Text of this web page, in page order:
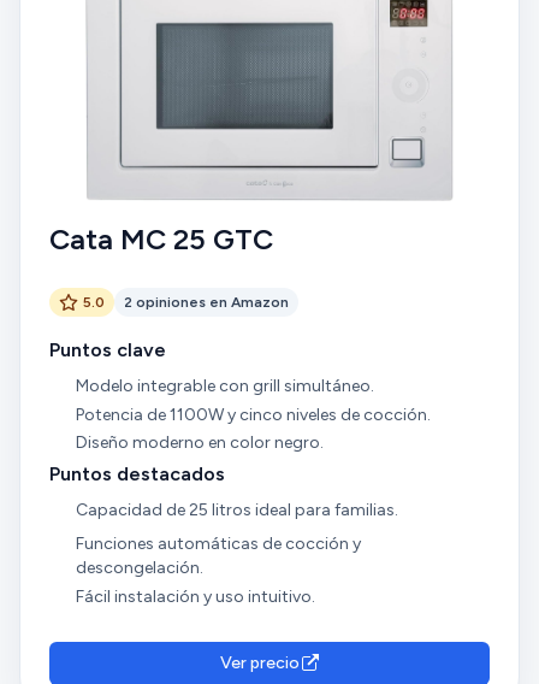
Cata MC 25 GTC
5.0 2 opiniones en Amazon
Puntos clave
Modelo integrable con grill simultáneo.
Potencia de 1100W y cinco niveles de cocción.
Diseño moderno en color negro.
Puntos destacados
Capacidad de 25 litros ideal para familias.
Funciones automáticas de cocción y
descongelación.
Fácil instalación y uso intuitivo.
Ver precio